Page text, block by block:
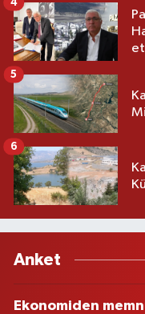
5
6
Anket
Ekonomiden